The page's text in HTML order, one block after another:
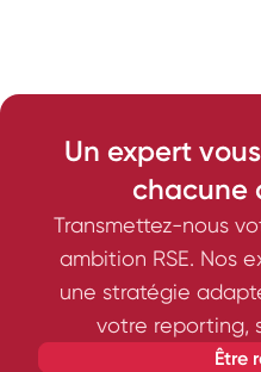
Un expert
chacune
Transmettez-nous
ambition RSE. Nos
une stratégie
votre reporting,
être